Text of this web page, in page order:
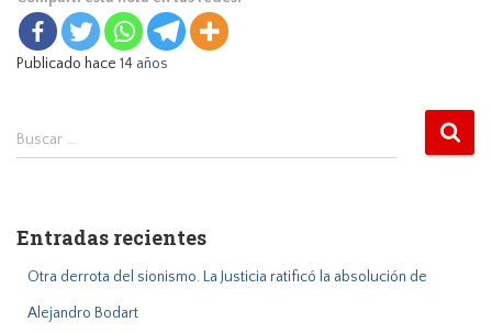
Publicado hace 14 años
B
r
Buscar …
Entradas recientes
Otra derrota del sionismo. La Justicia ratificó la absolución de
Alejandro Bodart